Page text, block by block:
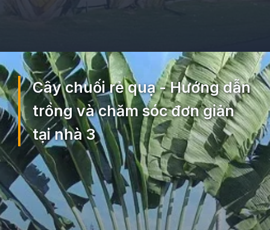
Đang mởhttps://ocopaz.vn/cay-chuoi-re-quat-212
Cây chuối rẻ quạ - Hướng dẫn
trồng và chăm sóc đơn giản
tại nhà 3